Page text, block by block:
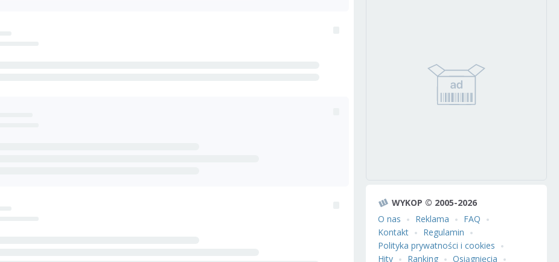
WYKOP © 2005-2026
O nas
Reklama
FAQ
Kontakt
Regulamin
Polityka prywatności i cookies
Hity
Ranking
Osiągnięcia